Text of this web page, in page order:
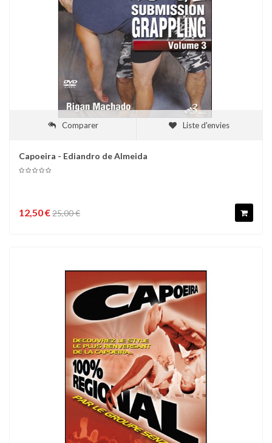
Comparer Liste d'envies
Capoeira - Ediandro de Almeida
12,50 €25,00 €